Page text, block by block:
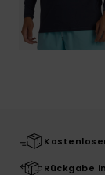
Rückgabe